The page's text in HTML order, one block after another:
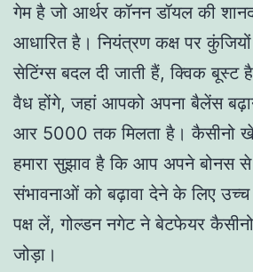
गेम है जो आर्थर कॉनन डॉयल की
आधारित है। नियंत्रण कक्ष पर
सेटिंग्स बदल दी जाती हैं, क्विक
वैध होंगे, जहां आपको अपना बैलेंस
आर 5000 तक मिलता है। कैसीनो
हमारा सुझाव है कि आप अपने बोनस
संभावनाओं को बढ़ावा देने के लिए
पक्ष लें, गोल्डन नगेट ने बेटफेयर
जोड़ा।